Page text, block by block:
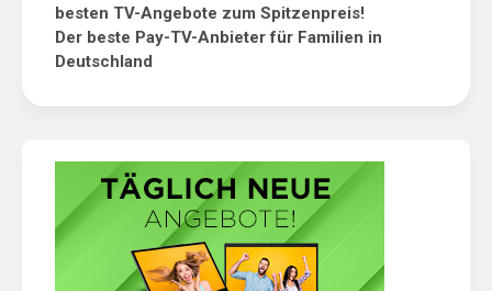
besten TV-Angebote zum Spitzenpreis!
Der beste Pay-TV-Anbieter für Familien in
Deutschland